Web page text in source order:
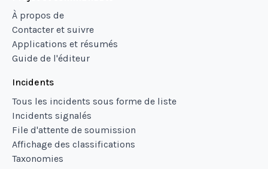
À propos de
Contacter et suivre
Applications et résumés
Guide de l'éditeur
Incidents
Tous les incidents sous forme de liste
Incidents signalés
File d'attente de soumission
Affichage des classifications
Taxonomies